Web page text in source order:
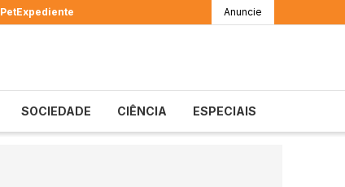
PetExpediente Anuncie
SOCIEDADE CIÊNCIA ESPECIAIS